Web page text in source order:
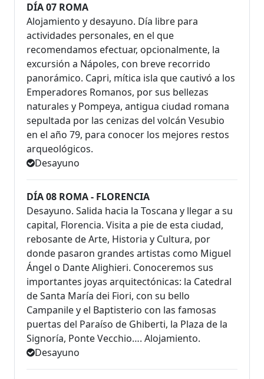
DÍA 07 ROMA
Alojamiento y desayuno. Día libre para
actividades personales, en el que
recomendamos efectuar, opcionalmente, la
excursión a Nápoles, con breve recorrido
panorámico. Capri, mítica isla que cautivó a los
Emperadores Romanos, por sus bellezas
naturales y Pompeya, antigua ciudad romana
sepultada por las cenizas del volcán Vesubio
en el año 79, para conocer los mejores restos
arqueológicos.
Desayuno
DÍA 08 ROMA - FLORENCIA
Desayuno. Salida hacia la Toscana y llegar a su
capital, Florencia. Visita a pie de esta ciudad,
rebosante de Arte, Historia y Cultura, por
donde pasaron grandes artistas como Miguel
Ángel o Dante Alighieri. Conoceremos sus
importantes joyas arquitectónicas: la Catedral
de Santa María dei Fiori, con su bello
Campanile y el Baptisterio con las famosas
puertas del Paraíso de Ghiberti, la Plaza de la
Signoría, Ponte Vecchio…. Alojamiento.
Desayuno